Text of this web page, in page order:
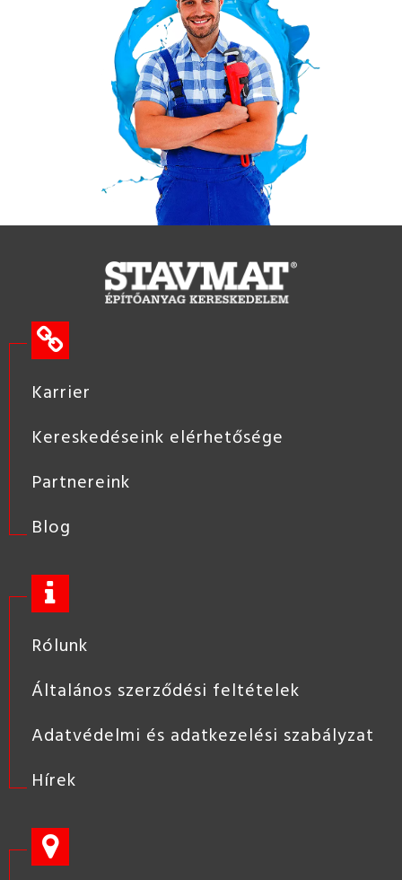
Karrier
Kereskedéseink elérhetősége
Partnereink
Blog
Rólunk
Általános szerződési feltételek
Adatvédelmi és adatkezelési szabályzat
Hírek